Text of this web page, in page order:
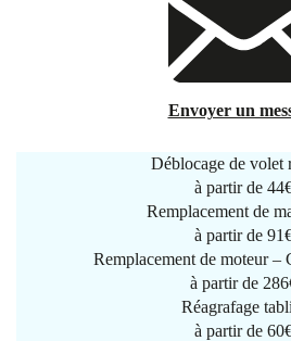
Envoyer un
Déblocage de volet
à partir de
Remplacement de
à partir de
Remplacement de moteur –
à partir de
Réagrafage
à partir de